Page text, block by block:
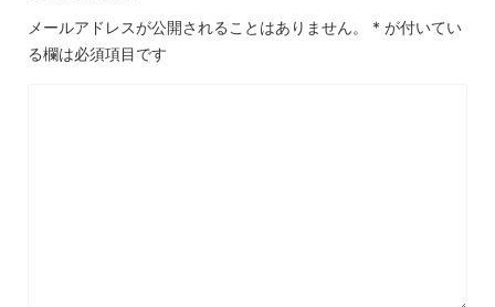
メールアドレスが公開されることはありません。 * が付いてい
る欄は必須項目です